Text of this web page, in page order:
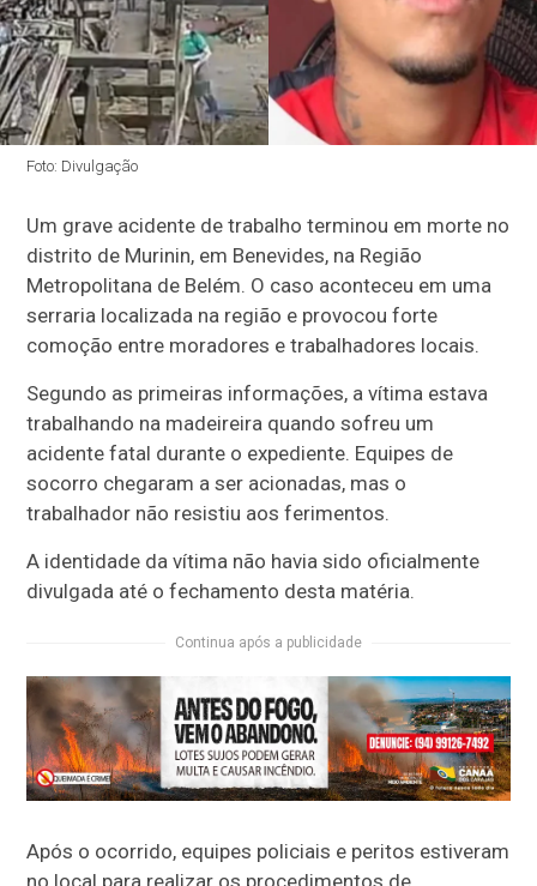
Foto: Divulgação
Um grave acidente de trabalho terminou em morte no
distrito de Murinin, em Benevides, na Região
Metropolitana de Belém. O caso aconteceu em uma
serraria localizada na região e provocou forte
comoção entre moradores e trabalhadores locais.
Segundo as primeiras informações, a vítima estava
trabalhando na madeireira quando sofreu um
acidente fatal durante o expediente. Equipes de
socorro chegaram a ser acionadas, mas o
trabalhador não resistiu aos ferimentos.
A identidade da vítima não havia sido oficialmente
divulgada até o fechamento desta matéria.
Continua após a publicidade
Após o ocorrido, equipes policiais e peritos estiveram